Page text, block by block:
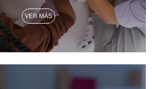
VER MÁS